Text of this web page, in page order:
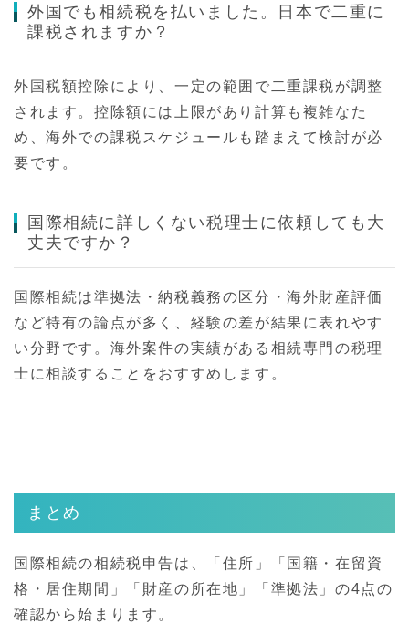
外国でも相続税を払いました。日本で二重に
課税されますか？
外国税額控除により、一定の範囲で二重課税が調整
されます。控除額には上限があり計算も複雑なた
め、海外での課税スケジュールも踏まえて検討が必
要です。
国際相続に詳しくない税理士に依頼しても大
丈夫ですか？
国際相続は準拠法・納税義務の区分・海外財産評価
など特有の論点が多く、経験の差が結果に表れやす
い分野です。海外案件の実績がある相続専門の税理
士に相談することをおすすめします。
まとめ
国際相続の相続税申告は、「住所」「国籍・在留資
格・居住期間」「財産の所在地」「準拠法」の4点の
確認から始まります。